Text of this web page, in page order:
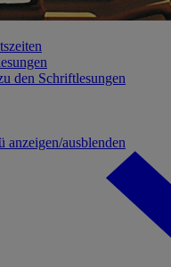
den Schriftlesungen
anzeigen/ausblenden